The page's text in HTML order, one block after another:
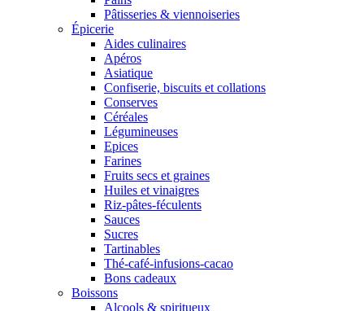
Pâtisseries & viennoiseries
Épicerie
Aides culinaires
Apéros
Asiatique
Confiserie, biscuits et collations
Conserves
Céréales
Légumineuses
Epices
Farines
Fruits secs et graines
Huiles et vinaigres
Riz-pâtes-féculents
Sauces
Sucres
Tartinables
Thé-café-infusions-cacao
Bons cadeaux
Boissons
Alcools & spiritueux